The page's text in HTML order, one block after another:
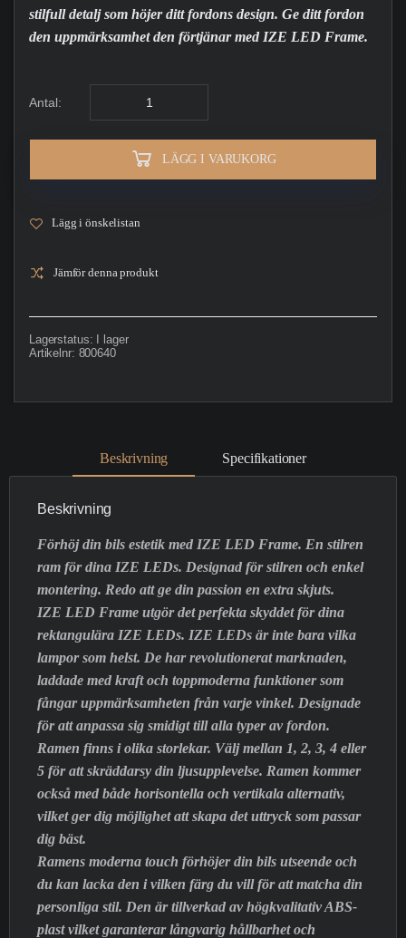
stilfull detalj som höjer ditt fordons design. Ge ditt fordon
den uppmärksamhet den förtjänar med IZE LED Frame.
Antal:
LÄGG I VARUKORG
Lägg i önskelistan
Jämför denna produkt
Lagerstatus:
I lager
Artikelnr: 800640
Beskrivning Specifikationer
Beskrivning
Förhöj din bils estetik med IZE LED Frame. En stilren
ram för dina IZE LEDs. Designad för stilren och enkel
montering. Redo att ge din passion en extra skjuts.
IZE LED Frame utgör det perfekta skyddet för dina
rektangulära IZE LEDs. IZE LEDs är inte bara vilka
lampor som helst. De har revolutionerat marknaden,
laddade med kraft och toppmoderna funktioner som
fångar uppmärksamheten från varje vinkel. Designade
för att anpassa sig smidigt till alla typer av fordon.
Ramen finns i olika storlekar. Välj mellan 1, 2, 3, 4 eller
5 för att skräddarsy din ljusupplevelse. Ramen kommer
också med både horisontella och vertikala alternativ,
vilket ger dig möjlighet att skapa det uttryck som passar
dig bäst.
Ramens moderna touch förhöjer din bils utseende och
du kan lacka den i vilken färg du vill för att matcha din
personliga stil. Den är tillverkad av högkvalitativ ABS-
plast vilket garanterar långvarig hållbarhet och